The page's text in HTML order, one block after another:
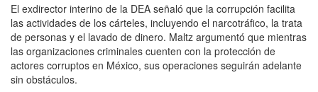
El exdirector interino de la DEA señaló que la corrupción facilita
las actividades de los cárteles, incluyendo el narcotráfico, la trata
de personas y el lavado de dinero. Maltz argumentó que mientras
las organizaciones criminales cuenten con la protección de
actores corruptos en México, sus operaciones seguirán adelante
sin obstáculos.